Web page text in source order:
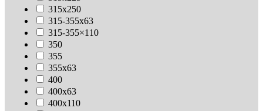
315х250
315-355х63
315-355×110
350
355
355х63
400
400х63
400х110